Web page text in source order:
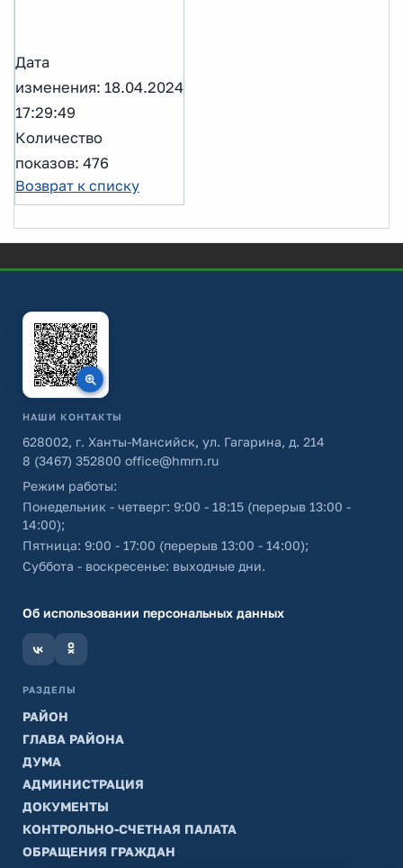
Дата
изменения: 18.04.2024
17:29:49
Количество
показов: 476
Возврат к списку
НАШИ КОНТАКТЫ
628002, г. Ханты-Мансийск, ул. Гагарина, д. 214
8 (3467) 352800 office@hmrn.ru
Режим работы:
Понедельник - четверг: 9:00 - 18:15 (перерыв 13:00 -
14:00);
Пятница: 9:00 - 17:00 (перерыв 13:00 - 14:00);
Суббота - воскресенье: выходные дни.
Об использовании персональных данных
РАЗДЕЛЫ
РАЙОН
ГЛАВА РАЙОНА
ДУМА
АДМИНИСТРАЦИЯ
ДОКУМЕНТЫ
КОНТРОЛЬНО-СЧЕТНАЯ ПАЛАТА
ОБРАЩЕНИЯ ГРАЖДАН